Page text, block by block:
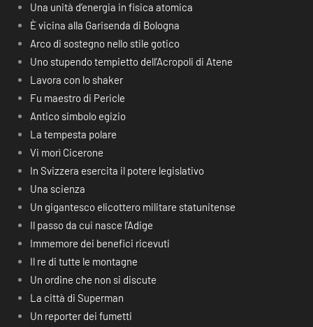
Una unità d’energia in fisica atomica
È vicina alla Garisenda di Bologna
Arco di sostegno nello stile gotico
Uno stupendo tempietto dell’Acropoli di Atene
Lavora con lo shaker
Fu maestro di Pericle
Antico simbolo egizio
La tempesta polare
Vi morì Cicerone
In Svizzera esercita il potere legislativo
Una scienza
Un gigantesco elicottero militare statunitense
Il passo da cui nasce l’Adige
Immemore dei benefici ricevuti
Il re di tutte le montagne
Un ordine che non si discute
La città di Superman
Un reporter dei fumetti